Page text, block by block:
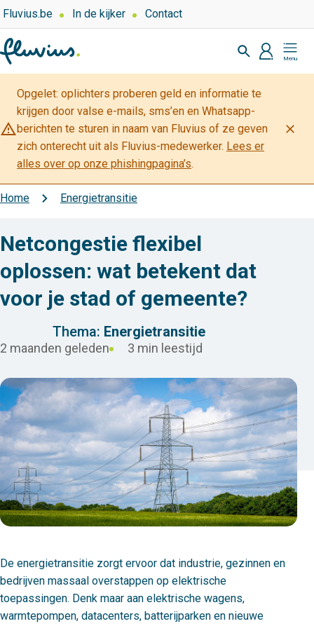
Overslaan
en
naar
de
inhoud
gaan
Top
navigation
Lokaal
Fluvius.be In de kijker Contact
Zoeken
profiel
warning_amber
Opgelet: oplichters proberen geld en informatie te
krijgen door valse e-mails, sms’en en Whatsapp-
berichten te sturen in naam van Fluvius of ze geven
zich onterecht uit als Fluvius-medewerker. Lees er
alles over op onze phishingpagina’s.
close
Kruimelpad
Home Energietransitie
Netcongestie flexibel
oplossen: wat betekent dat
voor je stad of gemeente?
Thema: Energietransitie
2 maanden geleden 3 min leestijd
De energietransitie zorgt ervoor dat industrie, gezinnen en
bedrijven massaal overstappen op elektrische
toepassingen. Denk maar aan elektrische wagens,
warmtepompen, datacenters, batterijparken en nieuwe